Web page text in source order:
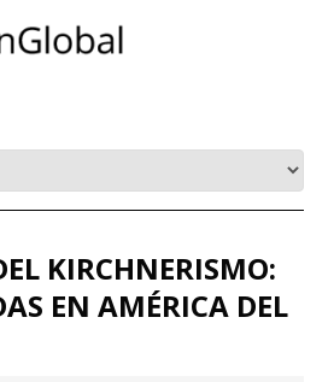
KIRCHNERISMO:
EN AMÉRICA DEL